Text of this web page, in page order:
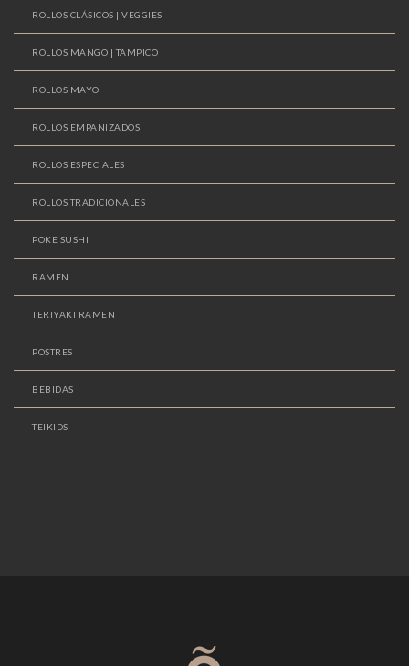
ROLLOS CLÁSICOS | VEGGIES
ROLLOS MANGO | TAMPICO
ROLLOS MAYO
ROLLOS EMPANIZADOS
ROLLOS ESPECIALES
ROLLOS TRADICIONALES
POKE SUSHI
RAMEN
TERIYAKI RAMEN
POSTRES
BEBIDAS
TEIKIDS